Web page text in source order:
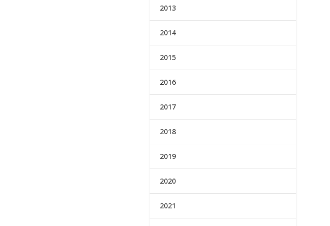
2013
2014
2015
2016
2017
2018
2019
2020
2021